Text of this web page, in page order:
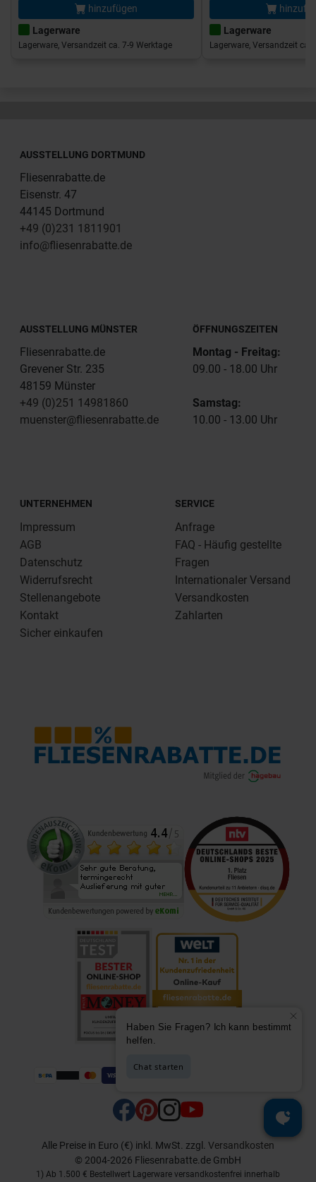
hinzufügen
Lagerware
Lagerware, Versandzeit ca. 7-9 Werktage
Lagerware
Lagerware, Versandzeit ca.
AUSSTELLUNG DORTMUND
Fliesenrabatte.de
Eisenstr. 47
44145 Dortmund
+49 (0)231 1811901
info@fliesenrabatte.de
AUSSTELLUNG MÜNSTER
Fliesenrabatte.de
Grevener Str. 235
48159 Münster
+49 (0)251 14981860
muenster@fliesenrabatte.de
ÖFFNUNGSZEITEN
Montag - Freitag:
09.00 - 18.00 Uhr
Samstag:
10.00 - 13.00 Uhr
UNTERNEHMEN
Impressum
AGB
Datenschutz
Widerrufsrecht
Stellenangebote
Kontakt
Sicher einkaufen
SERVICE
Anfrage
FAQ - Häufig gestellte
Fragen
Internationaler Versand
Versandkosten
Zahlarten
Alle Preise in Euro (€) inkl. MwSt. zzgl. Versandkosten
© 2004-2026 Fliesenrabatte.de GmbH
1) Ab 1.500 € Bestellwert Lagerware versandkostenfrei innerhalb